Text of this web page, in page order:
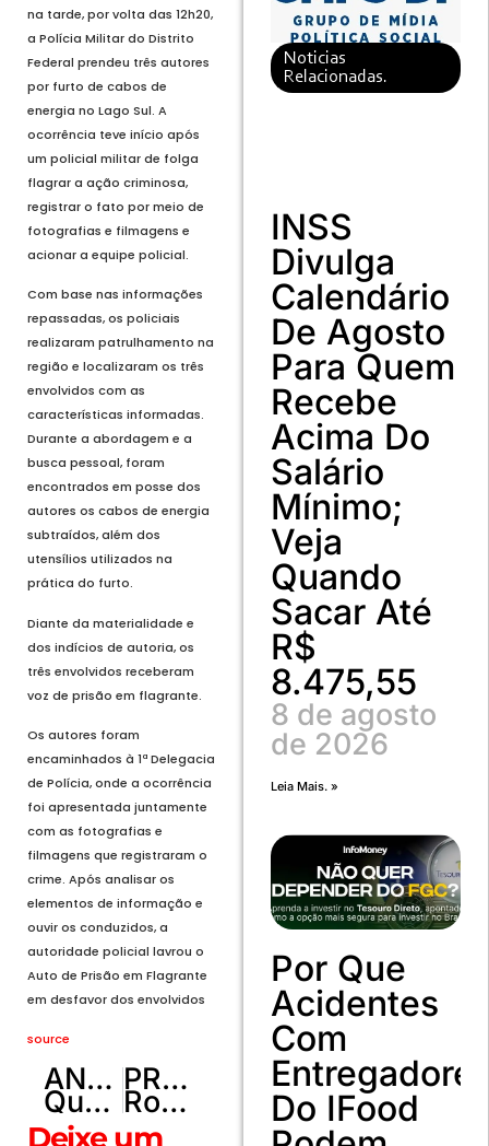
na tarde, por volta das 12h20,
a Polícia Militar do Distrito
Federal prendeu três autores
por furto de cabos de
energia no Lago Sul. A
ocorrência teve início após
um policial militar de folga
flagrar a ação criminosa,
registrar o fato por meio de
fotografias e filmagens e
acionar a equipe policial.
Com base nas informações
repassadas, os policiais
realizaram patrulhamento na
região e localizaram os três
envolvidos com as
características informadas.
Durante a abordagem e a
busca pessoal, foram
encontrados em posse dos
autores os cabos de energia
subtraídos, além dos
utensílios utilizados na
prática do furto.
Diante da materialidade e
dos indícios de autoria, os
três envolvidos receberam
voz de prisão em flagrante.
Os autores foram
encaminhados à 1ª Delegacia
de Polícia, onde a ocorrência
foi apresentada juntamente
com as fotografias e
filmagens que registraram o
crime. Após analisar os
elementos de informação e
ouvir os conduzidos, a
autoridade policial lavrou o
Auto de Prisão em Flagrante
em desfavor dos envolvidos
source
ANTERIOR
Queda de helicóptero mata 14 pessoas na Arábia Saudita
PRÓXIMO
Ronnie Von vai celebrar com Patrícia Poeta os seus 60 anos de carreira
Deixe um
Noticias
Relacionadas.
INSS
Divulga
Calendário
De Agosto
Para Quem
Recebe
Acima Do
Salário
Mínimo;
Veja
Quando
Sacar Até
R$
8.475,55
8 de agosto
de 2026
Leia Mais. »
Por Que
Acidentes
Com
Do IFood